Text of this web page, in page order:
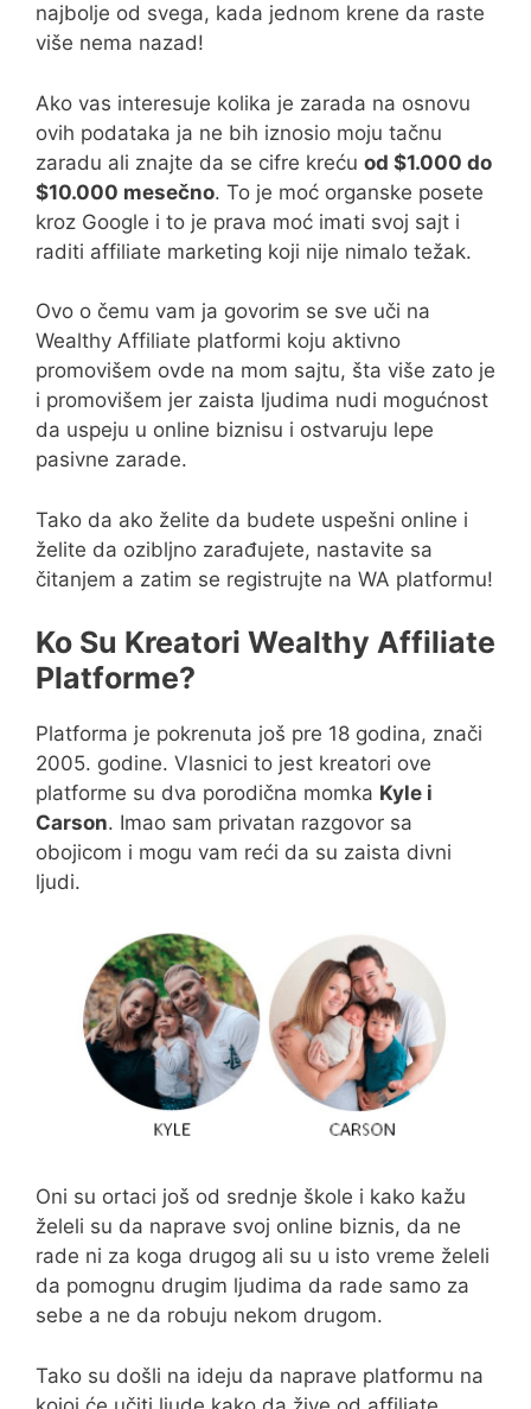
najbolje od svega, kada jednom krene da raste
više nema nazad!
Ako vas interesuje kolika je zarada na osnovu
ovih podataka ja ne bih iznosio moju tačnu
zaradu ali znajte da se cifre kreću od $1.000 do
$10.000 mesečno. To je moć organske posete
kroz Google i to je prava moć imati svoj sajt i
raditi affiliate marketing koji nije nimalo težak.
Ovo o čemu vam ja govorim se sve uči na
Wealthy Affiliate platformi koju aktivno
promovišem ovde na mom sajtu, šta više zato je
i promovišem jer zaista ljudima nudi mogućnost
da uspeju u online biznisu i ostvaruju lepe
pasivne zarade.
Tako da ako želite da budete uspešni online i
želite da ozibljno zarađujete, nastavite sa
čitanjem a zatim se registrujte na WA platformu!
Ko Su Kreatori Wealthy Affiliate
Platforme?
Platforma je pokrenuta još pre 18 godina, znači
2005. godine. Vlasnici to jest kreatori ove
platforme su dva porodična momka Kyle i
Carson. Imao sam privatan razgovor sa
obojicom i mogu vam reći da su zaista divni
ljudi.
Oni su ortaci još od srednje škole i kako kažu
želeli su da naprave svoj online biznis, da ne
rade ni za koga drugog ali su u isto vreme želeli
da pomognu drugim ljudima da rade samo za
sebe a ne da robuju nekom drugom.
Tako su došli na ideju da naprave platformu na